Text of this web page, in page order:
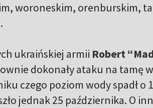
woroneskim, orenburskim,
ukraińskiej armii Robert
dokonały ataku na tamę
czego poziom wody spadł o
jednak 25 października. O